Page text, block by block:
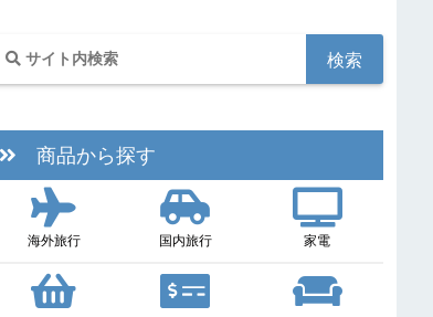
商品から探す
海外旅行 国内旅行 家電